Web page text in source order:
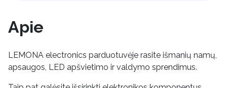
Apie
LEMONA electronics parduotuvėje rasite išmanių namų,
apsaugos, LED apšvietimo ir valdymo sprendimus.